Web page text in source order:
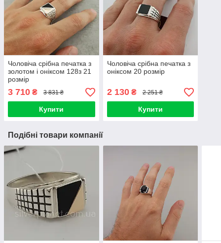
Чоловіча срібна печатка з
золотом і оніксом 128з 21
розмір
3 710 ₴ 3 831 ₴
Купити
Чоловіча срібна печатка з
оніксом 20 розмір
2 130₴ 2 251 ₴
Купити
Подібні товари компанії